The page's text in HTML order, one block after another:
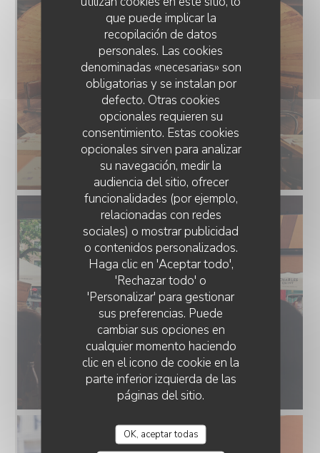
que puede implicar la
recopilación de datos
personales. Las cookies
denominadas «necesarias» son
obligatorias y se instalan por
defecto. Otras cookies
opcionales requieren su
consentimiento. Estas cookies
opcionales sirven para analizar
su navegación, medir la
audiencia del sitio, ofrecer
funcionalidades (por ejemplo,
relacionadas con redes
sociales) o mostrar publicidad
o contenidos personalizados.
Haga clic en 'Aceptar todo',
'Rechazar todo' o
'Personalizar' para gestionar
sus preferencias. Puede
cambiar sus opciones en
cualquier momento haciendo
clic en el icono de cookie en la
parte inferior izquierda de las
páginas del sitio.
OK, aceptar todas